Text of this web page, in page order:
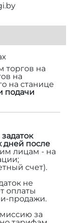
торгов на
на
на станице
подачи
задаток
дней после
лицам - на
счет).
не
оплаты
продажи.
за